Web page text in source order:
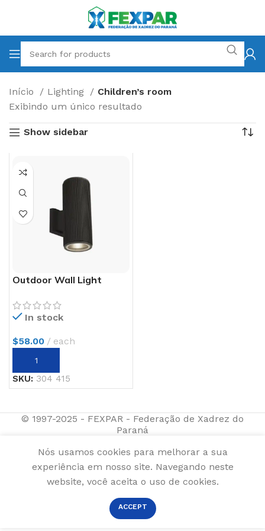
Início Lighting
Children’s room
Exibindo um único resultado
Show sidebar
Outdoor Wall Light
In stock
$58.00 each
SKU: 304 415
© 1997-2025 - FEXPAR - Federação de Xadrez do
Paraná
Nós usamos cookies para melhorar a sua
experiência em nosso site. Navegando neste
website, você aceita o uso de cookies.
ACCEPT